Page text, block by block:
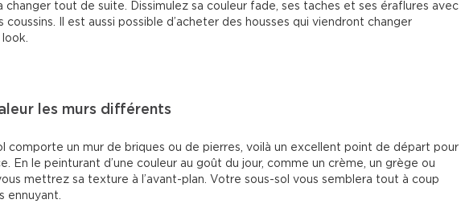
changer tout de suite. Dissimulez sa couleur fade, ses taches et ses éraflures avec
coussins. Il est aussi possible d’acheter des housses qui viendront changer
les murs différents
comporte un mur de briques ou de pierres, voilà un excellent point de départ pour
En le peinturant d’une couleur au goût du jour, comme un crème, un grège ou
mettrez sa texture à l’avant-plan. Votre sous-sol vous semblera tout à coup
ennuyant.